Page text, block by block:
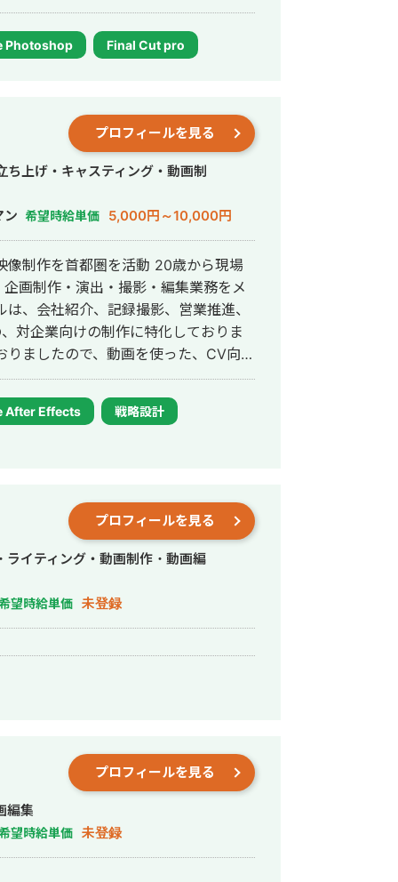
者専門事務所Studio Coup所属。2021
社Lycollection
への企業案件紹介,動画,画像制
ります! ■実績 ・個人
YouTubeチャンネル登録者2.6万人
Photoshop Final Cut pro
プロフィールを見る
上げ・キャスティング・動画制
ン 希望時給単価 5,000円～10,000円
像制作を首都圏を活動 20歳から現場
画制作・演出・撮影・編集業務をメ
、会社紹介、記録撮影、営業推進、
対企業向けの制作に特化しておりま
した映像制作が得意です。 平日、
確保できます。 東京全域でしたら打
、夜共に比較的連絡もマメに取れる
広告クリエイ
youtu.be/EgjqlSsW3M4 ・ア
After Effects 戦略設計
プロフィールを見る
イティング・動画制作・動画編
望時給単価 未登録
プロフィールを見る
編集
望時給単価 未登録